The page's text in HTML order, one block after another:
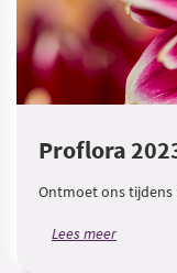
Proflora
Ontmoet ons tijdens
Lees meer